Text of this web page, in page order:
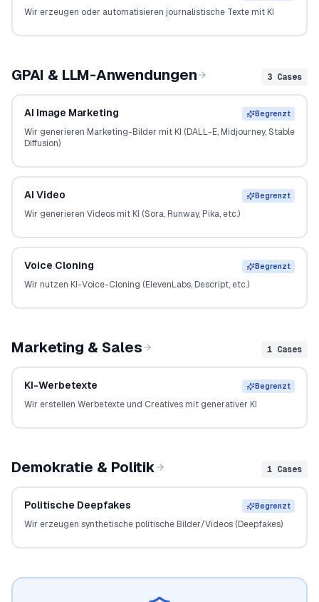
Wir erzeugen oder automatisieren journalistische Texte mit KI
GPAI & LLM-Anwendungen 3 Cases
AI Image Marketing Begrenzt
Wir generieren Marketing-Bilder mit KI (DALL-E, Midjourney, Stable
Diffusion)
AI Video Begrenzt
Wir generieren Videos mit KI (Sora, Runway, Pika, etc.)
Voice Cloning Begrenzt
Wir nutzen KI-Voice-Cloning (ElevenLabs, Descript, etc.)
Marketing & Sales 1 Cases
KI-Werbetexte Begrenzt
Wir erstellen Werbetexte und Creatives mit generativer KI
Demokratie & Politik 1 Cases
Politische Deepfakes Begrenzt
Wir erzeugen synthetische politische Bilder/Videos (Deepfakes)